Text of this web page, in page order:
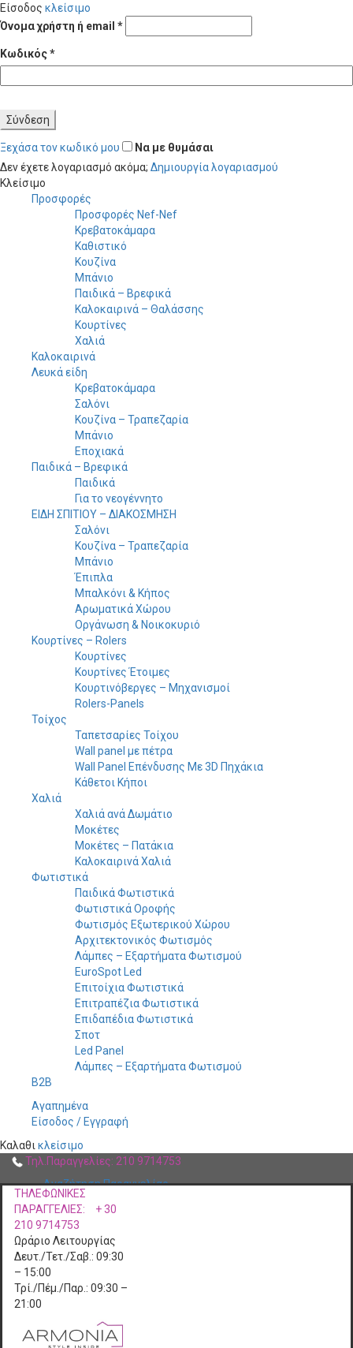
Είσοδος κλείσιμο
Όνομα χρήστη ή email *Απαιτείται
Κωδικός*Απαιτείται
Σύνδεση
Ξεχάσα τον κωδικό μου
Να με θυμάσαι
Δεν έχετε λογαριασμό ακόμα; Δημιουργία λογαριασμού
Κλείσιμο
Προσφορές
Προσφορές Nef-Nef
Κρεβατοκάμαρα
Καθιστικό
Κουζίνα
Μπάνιο
Παιδικά – Βρεφικά
Καλοκαιρινά – Θαλάσσης
Κουρτίνες
Χαλιά
Καλοκαιρινά
Λευκά είδη
Κρεβατοκάμαρα
Σαλόνι
Κουζίνα – Τραπεζαρία
Μπάνιο
Εποχιακά
Παιδικά – Βρεφικά
Παιδικά
Για το νεογέννητο
ΕΙΔΗ ΣΠΙΤΙΟΥ – ΔΙΑΚΟΣΜΗΣΗ
Σαλόνι
Κουζίνα – Τραπεζαρία
Μπάνιο
Έπιπλα
Μπαλκόνι & Κήπος
Αρωματικά Χώρου
Οργάνωση & Νοικοκυριό
Κουρτίνες – Rolers
Κουρτίνες
Κουρτίνες Έτοιμες
Κουρτινόβεργες – Μηχανισμοί
Rolers-Panels
Τοίχος
Ταπετσαρίες Τοίχου
Wall panel με πέτρα
Wall Panel Επένδυσης Με 3D Πηχάκια
Κάθετοι Κήποι
Χαλιά
Χαλιά ανά Δωμάτιο
Μοκέτες
Μοκέτες – Πατάκια
Καλοκαιρινά Χαλιά
Φωτιστικά
Παιδικά Φωτιστικά
Φωτιστικά Οροφής
Φωτισμός Εξωτερικού Χώρου
Αρχιτεκτονικός Φωτισμός
Λάμπες – Εξαρτήματα Φωτισμού
EuroSpot Led
Επιτοίχια Φωτιστικά
Επιτραπέζια Φωτιστικά
Επιδαπέδια Φωτιστικά
Σποτ
Led Panel
Λάμπες – Εξαρτήματα Φωτισμού
B2B
Αγαπημένα
Είσοδος / Εγγραφή
Καλαθι κλείσιμο
Τηλ.Παραγγελίες: 210 9714753
Αναζήτηση Παραγγελίας
Designer Partners
Blog
Επικοινωνια
ΤΗΛΕΦΩΝΙΚΕΣ
ΠΑΡΑΓΓΕΛΙΕΣ:
+ 30
210 9714753
Ωράριο Λειτουργίας
Δευτ./Τετ./Σαβ.: 09:30
– 15:00
Τρί./Πέμ./Παρ.: 09:30 –
21:00